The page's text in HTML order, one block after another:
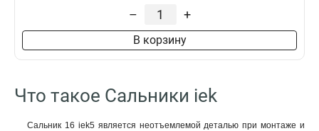
– +
В корзину
Что такое Сальники iek
Сальник 16 iek5 является неотъемлемой деталью при монтаже и